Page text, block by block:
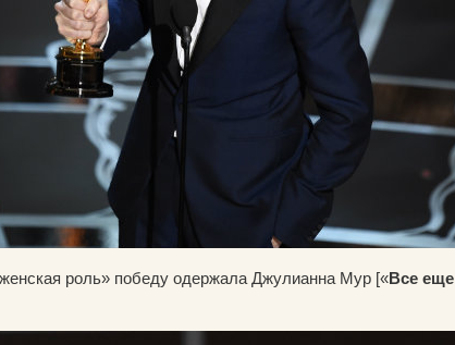
роль» победу одержала Джулианна Мур [«Все еще